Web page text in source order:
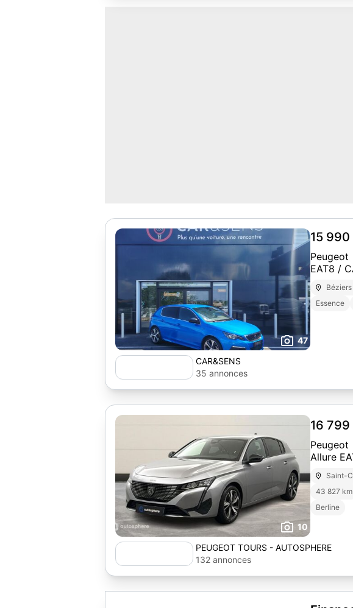
47
15 990
EAT8 /
Essence
CAR&SENS
35 annonces
10
16 799
Allure
Saint-
43 827 km
Berline
PEUGEOT TOURS - AUTOSPHERE
132 annonces